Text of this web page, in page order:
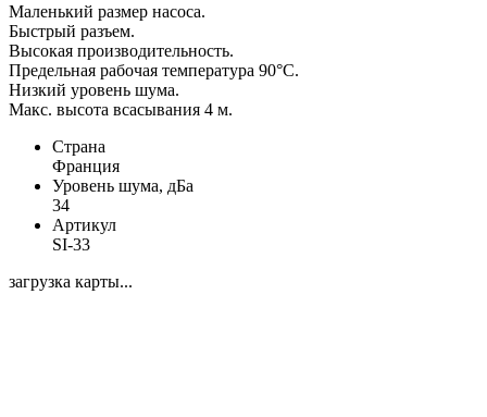
Маленький размер насоса.
Быстрый разъем.
Высокая производительность.
Предельная рабочая температура 90°С.
Низкий уровень шума.
Макс. высота всасывания 4 м.
Страна
Франция
Уровень шума, дБа
34
Артикул
SI-33
загрузка карты...